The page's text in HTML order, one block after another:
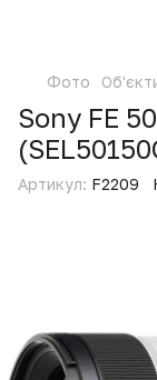
Фото
Sony FE
Артикул: F2209